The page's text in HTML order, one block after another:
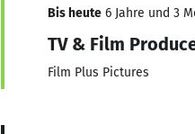
Bis heute 6 Jahre und 3
TV & Film
Film Plus Pictures